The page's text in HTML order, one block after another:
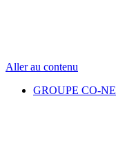
Aller au contenu
GROUPE CO-